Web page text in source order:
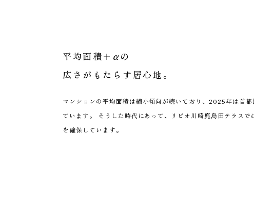
平均面積＋αの
広さがもたらす居心地。
マンションの平均面積は縮小傾向が続いており、2025年は首
ています。 そうした時代にあって、リビオ川崎鹿島田テラスで
を確保しています。